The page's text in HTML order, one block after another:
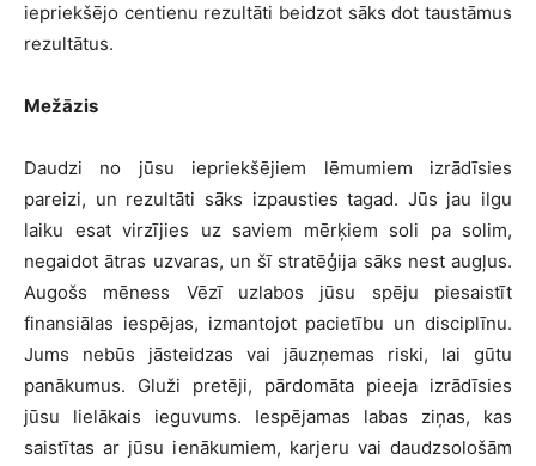
iepriekšējo centienu rezultāti beidzot sāks dot taustāmus
rezultātus.
Mežāzis
Daudzi no jūsu iepriekšējiem lēmumiem izrādīsies
pareizi, un rezultāti sāks izpausties tagad. Jūs jau ilgu
laiku esat virzījies uz saviem mērķiem soli pa solim,
negaidot ātras uzvaras, un šī stratēģija sāks nest augļus.
Augošs mēness Vēzī uzlabos jūsu spēju piesaistīt
finansiālas iespējas, izmantojot pacietību un disciplīnu.
Jums nebūs jāsteidzas vai jāuzņemas riski, lai gūtu
panākumus. Gluži pretēji, pārdomāta pieeja izrādīsies
jūsu lielākais ieguvums. Iespējamas labas ziņas, kas
saistītas ar jūsu ienākumiem, karjeru vai daudzsološām